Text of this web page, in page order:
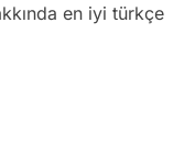
en iyi türkçe